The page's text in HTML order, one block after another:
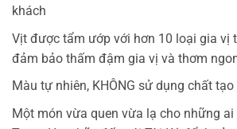
khách
Vịt được tẩm ướp với hơn 10 loại gia vị
đảm bảo thấm đậm gia vị và thơm
Màu tự nhiên, KHÔNG sử dụng chất tạo
Một món vừa quen vừa lạ cho những